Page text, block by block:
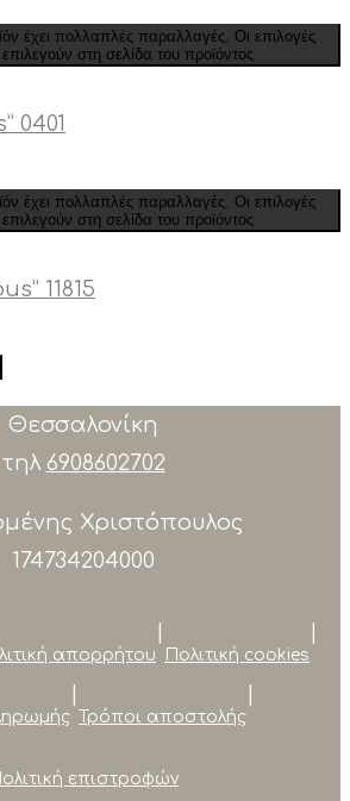
έχει πολλαπλές παραλλαγές. Οι επιλογές
στη σελίδα του προϊόντος
0401
έχει πολλαπλές παραλλαγές. Οι επιλογές
στη σελίδα του προϊόντος
11815
Θεσσαλονίκη
τηλ 6908602702
Χριστόπουλος
174734204000
απορρήτου Πολιτική cookies
Τρόποι αποστολής
επιστροφών